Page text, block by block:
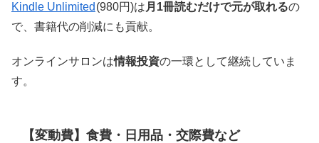
Kindle Unlimited (980円)は 月1冊読むだけで元が取れるの
で、書籍代の削減にも貢献。
オンラインサロンは情報投資の一環として継続していま
す。
【変動費】食費・日用品・交際費など